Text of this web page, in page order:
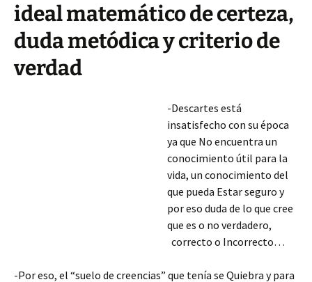
ideal matemático de certeza,
duda metódica y criterio de
verdad
-Descartes está
insatisfecho con su época
ya que No encuentra un
conocimiento útil para la
vida, un conocimiento del
que pueda Estar seguro y
por eso duda de lo que cree
que es o no verdadero,
correcto o Incorrecto…
-Por eso, el “suelo de creencias” que tenía se Quiebra y para